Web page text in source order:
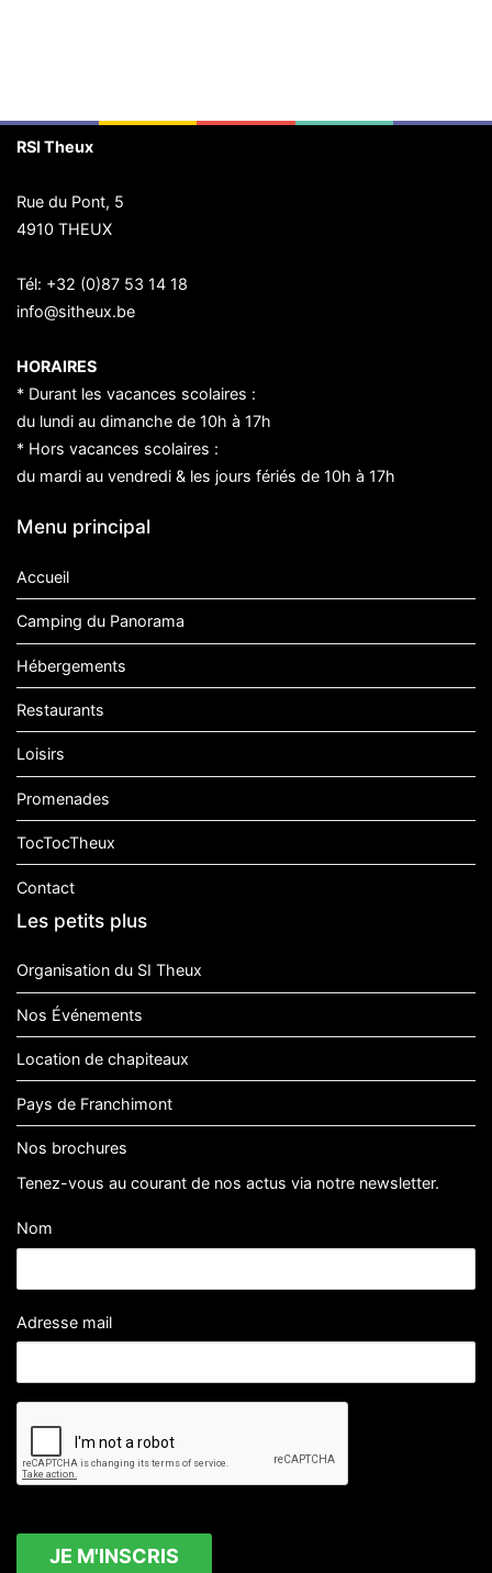
RSI Theux
Rue du Pont, 5
4910 THEUX
Tél: +32 (0)87 53 14 18
info@sitheux.be
HORAIRES
* Durant les vacances scolaires :
du lundi au dimanche de 10h à 17h
* Hors vacances scolaires :
du mardi au vendredi & les jours fériés de 10h à 17h
Menu principal
Accueil
Camping du Panorama
Hébergements
Restaurants
Loisirs
Promenades
TocTocTheux
Contact
Les petits plus
Organisation du SI Theux
Nos Événements
Location de chapiteaux
Pays de Franchimont
Nos brochures
Tenez-vous au courant de nos actus via notre newsletter.
Nom
Adresse mail